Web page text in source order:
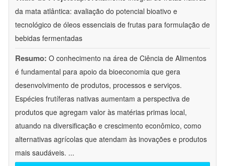
da mata atlântica: avaliação do potencial bioativo e
tecnológico de óleos essenciais de frutas para formulação de
bebidas fermentadas
Resumo: O conhecimento na área de Ciência de Alimentos
é fundamental para apoio da bioeconomia que gera
desenvolvimento de produtos, processos e serviços.
Espécies frutíferas nativas aumentam a perspectiva de
produtos que agregam valor às matérias primas local,
atuando na diversificação e crescimento econômico, como
alternativas agrícolas que atendam às inovações e produtos
mais saudáveis. ...